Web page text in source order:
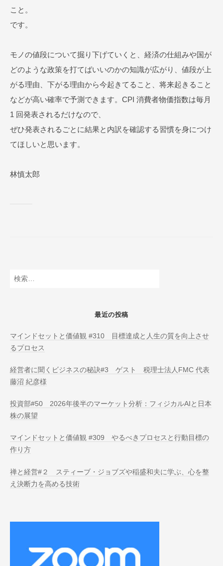
こと。
です。
モノの値段について掘り下げていくと、経済の仕組みや国が
どのような政策を打てばいいのかの知識が広がり、値段が上
がる理由、下がる理由から今起きてること、将来起きること
などが高い確率で予測できます。CPI 消費者物価指数は毎月
1 回発表されるだけなので、
ぜひ発表されるごとに結果と内訳を確認する習慣を身につけ
てほしいと思います。
林慎太郎
検
最近の投稿
マインドセットと価値観 #310 目標達成と人生の質を向上させ
るプロセス
経営者に聞くビジネスの秘訣#3 ゲスト 税理士法人FMC 代表
藤沼 紀彦様
投資部#50 2026年後半のマーケット分析：フィジカルAIと日本
株の展望
マインドセットと価値観 #309 やるべきプロセスと行動目標の
作り方
禅と経営#２ スティーブ・ジョブズや稲盛和夫に学ぶ、心を整
え決断力を高める技術